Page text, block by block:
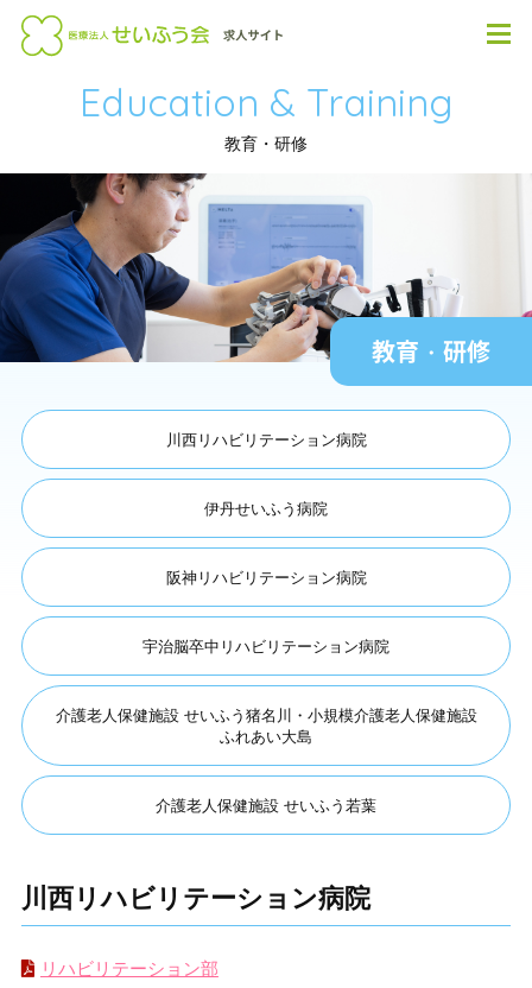
Education & Training
教育・研修
教育・研修
川西リハビリテーション病院
伊丹せいふう病院
阪神リハビリテーション病院
宇治脳卒中リハビリテーション病院
介護老人保健施設 せいふう猪名川・小規模介護老人保健施設
ふれあい大島
介護老人保健施設 せいふう若葉
川西リハビリテーション病院
リハビリテーション部